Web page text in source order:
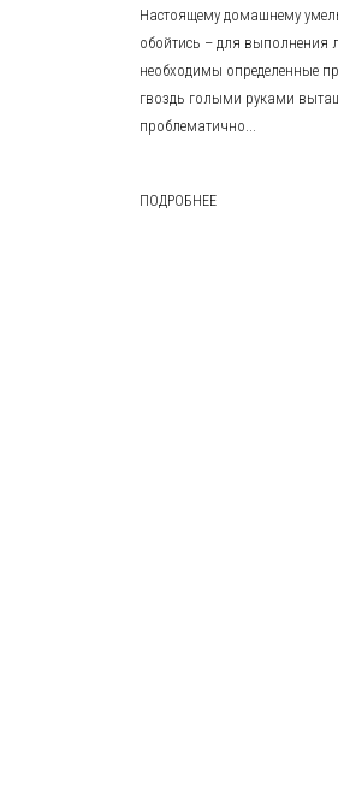
Настоящему домашнему
обойтись – для
необходимы определенные
гвоздь голыми руками
проблематично...
ПОДРОБНЕЕ